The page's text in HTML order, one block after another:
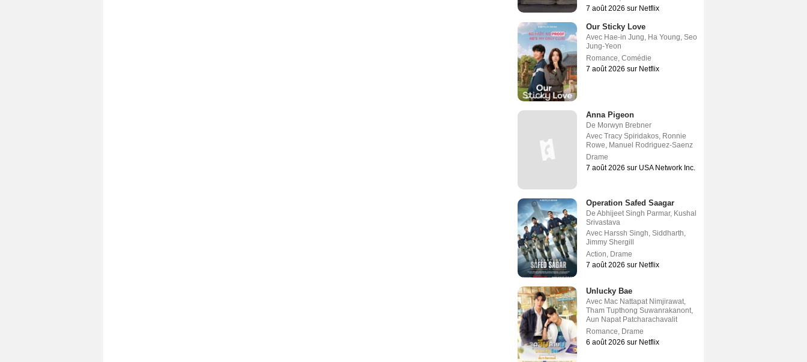
7 août 2026 sur Netflix
Our Sticky Love
Avec Hae-in Jung, Ha Young, Seo
Jung-Yeon
Romance, Comédie
7 août 2026 sur Netflix
Anna Pigeon
De Morwyn Brebner
Avec Tracy Spiridakos, Ronnie
Rowe, Manuel Rodriguez-Saenz
Drame
7 août 2026 sur USA Network Inc.
Operation Safed Saagar
De Abhijeet Singh Parmar, Kushal
Srivastava
Avec Harssh Singh, Siddharth,
Jimmy Shergill
Action, Drame
7 août 2026 sur Netflix
Unlucky Bae
Avec Mac Nattapat Nimjirawat,
Tham Tupthong Suwanrakanont,
Aun Napat Patcharachavalit
Romance, Drame
6 août 2026 sur Netflix